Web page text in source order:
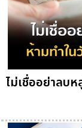
ไม่เชื่ออย่าลบ